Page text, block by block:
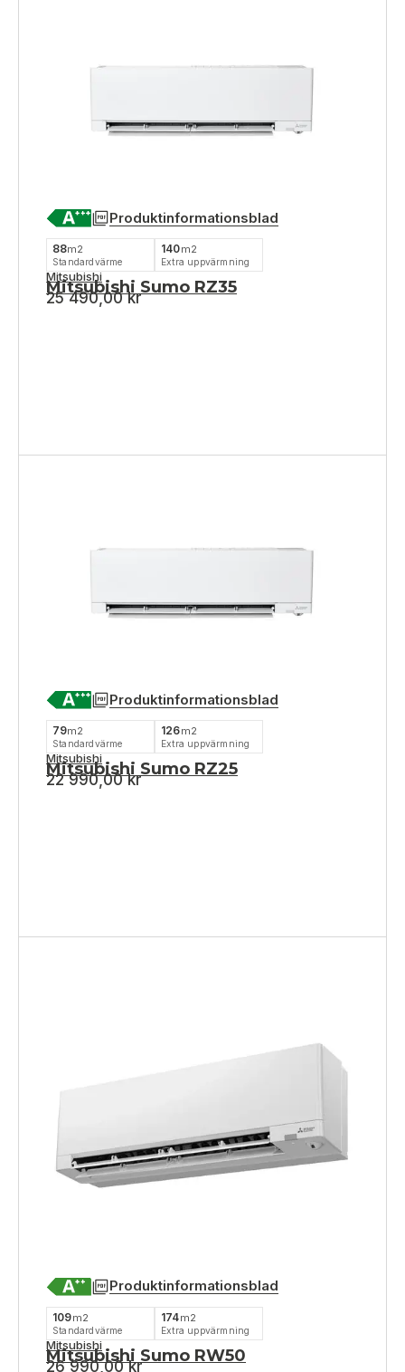
Produktinformationsblad
88m2
Standardvärme
140m2
Extra uppvärmning
Mitsubishi
Mitsubishi Sumo RZ35
25 490,00kr
Produktinformationsblad
79m2
Standardvärme
126m2
Extra uppvärmning
Mitsubishi
Mitsubishi Sumo RZ25
22 990,00kr
Produktinformationsblad
109m2
Standardvärme
174m2
Extra uppvärmning
Mitsubishi
Mitsubishi Sumo RW50
26 990,00kr